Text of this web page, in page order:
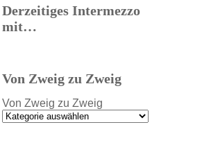
Derzeitiges Intermezzo
mit…
Von Zweig zu Zweig
Von Zweig zu Zweig